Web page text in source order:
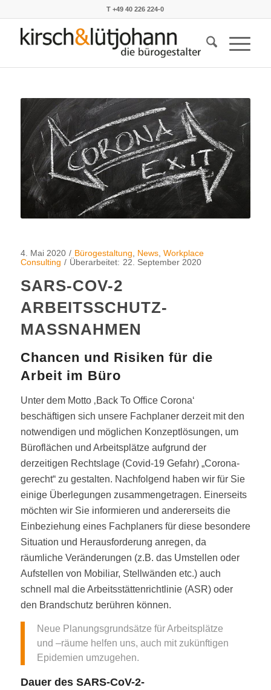
T +49 40 226 224-0
4. Mai 2020 / Bürogestaltung News, Workplace
Consulting / Überarbeitet: 22. September 2020
SARS-COV-2
ARBEITSSCHUTZ-
MASSNAHMEN
Chancen und Risiken für die
Arbeit im Büro
Unter dem Motto ‚Back To Office Corona‘
beschäftigen sich unsere Fachplaner derzeit mit den
notwendigen und möglichen Konzeptlösungen, um
Büroflächen und Arbeitsplätze aufgrund der
derzeitigen Rechtslage (Covid-19 Gefahr) „Corona-
gerecht“ zu gestalten. Nachfolgend haben wir für Sie
einige Überlegungen zusammengetragen. Einerseits
möchten wir Sie informieren und andererseits die
Einbeziehung eines Fachplaners für diese besondere
Situation und Herausforderung anregen, da
räumliche Veränderungen (z.B. das Umstellen oder
Aufstellen von Mobiliar, Stellwänden etc.) auch
schnell mal die Arbeitsstättenrichtlinie (ASR) oder
den Brandschutz berühren können.
Neue Planungsgrundsätze für Arbeitsplätze
und –räume helfen uns, auch mit zukünftigen
Epidemien umzugehen.
Dauer des SARS-CoV-2-